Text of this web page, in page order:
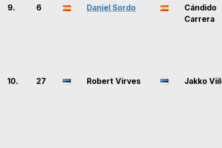
9. 6 Daniel Sordo
Cándido
Carrera
10. 27 Robert Virves Jakko